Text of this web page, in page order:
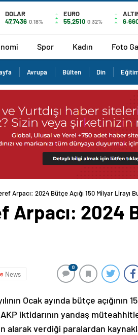
DOLAR
47,7436 0.18%
EURO
55,2510 0.32%
Spor Kadın Foto
Avrupa Bülten Din
Arpacı: 2024 Bütçe Açığı 150 Milyar Lirayı
2024
News
0
Ocak ayında bütçe açığının
iktidarının yandaş
alarak verdiği paralardan